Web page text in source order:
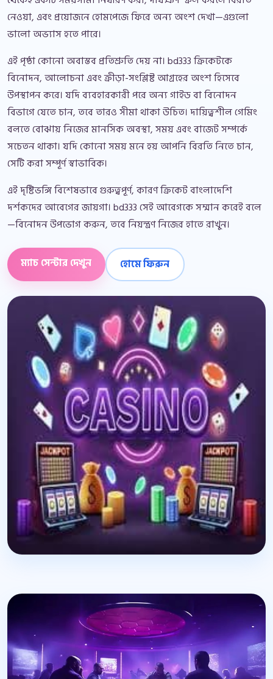
নেওয়া, এবং প্রয়োজনে হোমপেজে ফিরে অন্য অংশ দেখা—এগুলো
ভালো অভ্যাস হতে পারে।
এই পৃষ্ঠা কোনো অবাস্তব প্রতিশ্রুতি দেয় না। bd333 ক্রিকেটকে
বিনোদন, আলোচনা এবং ক্রীড়া-সংশ্লিষ্ট আগ্রহের অংশ হিসেবে
উপস্থাপন করে। যদি ব্যবহারকারী পরে অন্য গাইড বা বিনোদন
বিভাগে যেতে চান, তবে তারও সীমা থাকা উচিত। দায়িত্বশীল গেমিং
বলতে বোঝায় নিজের মানসিক অবস্থা, সময় এবং বাজেট সম্পর্কে
সচেতন থাকা। যদি কোনো সময় মনে হয় আপনি বিরতি নিতে চান,
সেটি করা সম্পূর্ণ স্বাভাবিক।
এই দৃষ্টিভঙ্গি বিশেষভাবে গুরুত্বপূর্ণ, কারণ ক্রিকেট বাংলাদেশি
দর্শকদের আবেগের জায়গা। bd333 সেই আবেগকে সম্মান করেই বলে
—বিনোদন উপভোগ করুন, তবে নিয়ন্ত্রণ নিজের হাতে রাখুন।
ম্যাচ সেন্টার দেখুন হোমে ফিরুন